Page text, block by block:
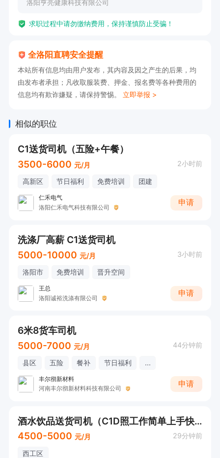
洛阳亨亮健康科技有限公司
求职过程中请勿缴纳费用，保持谨慎防止受骗！
全洛阳直聘安全提醒
本站所有信息均由用户发布，其内容及因之产生的后果，均
由发布者承担；凡收取服装费、押金、报名费等各种费用的
信息均有欺诈嫌疑，请保持警惕。 立即举报 >
相似的职位
C1送货司机（五险+午餐）
3500-6000 元/月 2小时前
高新区 节日福利 免费培训 团建
仁禾电气
洛阳仁禾电气科技有限公司
申请
洗涤厂高薪 C1送货司机
5000-10000 元/月 3小时前
洛阳市 免费培训 晋升空间
王总
洛阳诚裕洗涤有限公司
申请
6米8货车司机
5000-7000 元/月 44分钟前
县区 五险 餐补 节日福利 ...
丰尔彻新材料
河南丰尔彻新材料科技有限公司
申请
酒水饮品送货司机（C1D照工作简单上手快）
4500-5000 元/月 29分钟前
西工区